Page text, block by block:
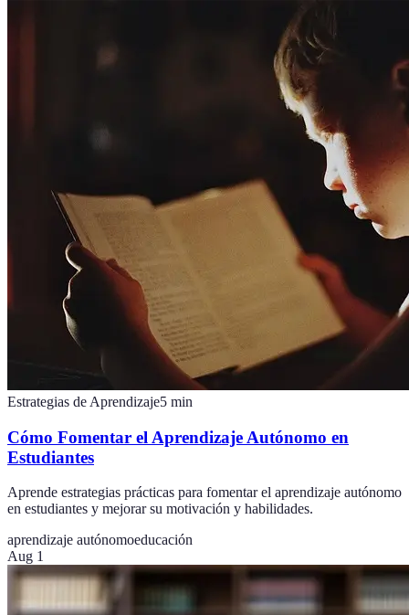
Estrategias de Aprendizaje5 min
Cómo Fomentar el Aprendizaje Autónomo en
Estudiantes
Aprende estrategias prácticas para fomentar el aprendizaje autónomo
en estudiantes y mejorar su motivación y habilidades.
aprendizaje autónomoeducación
Aug 1